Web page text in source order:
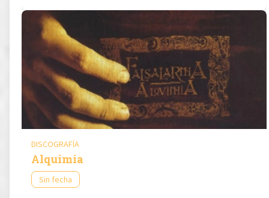
DISCOGRAFÍA
Alquimia
Sin fecha